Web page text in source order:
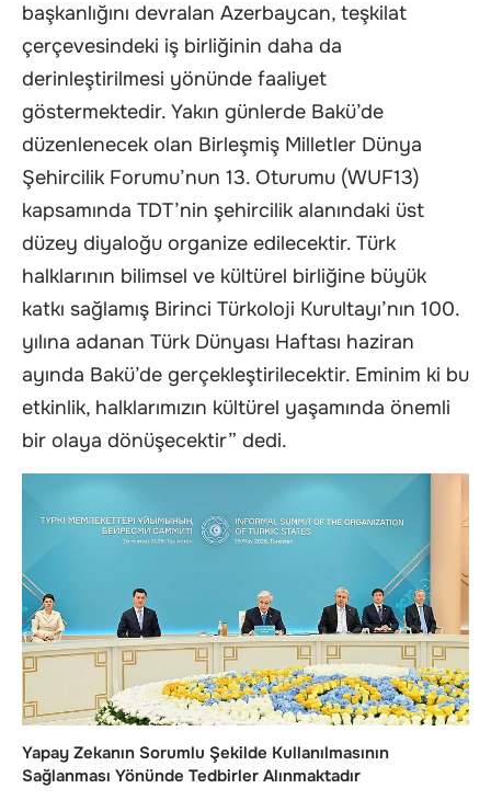
başkanlığını devralan Azerbaycan, teşkilat
çerçevesindeki iş birliğinin daha da
derinleştirilmesi yönünde faaliyet
göstermektedir. Yakın günlerde Bakü’de
düzenlenecek olan Birleşmiş Milletler Dünya
Şehircilik Forumu’nun 13. Oturumu (WUF13)
kapsamında TDT’nin şehircilik alanındaki üst
düzey diyaloğu organize edilecektir. Türk
halklarının bilimsel ve kültürel birliğine büyük
katkı sağlamış Birinci Türkoloji Kurultayı’nın 100.
yılına adanan Türk Dünyası Haftası haziran
ayında Bakü’de gerçekleştirilecektir. Eminim ki bu
etkinlik, halklarımızın kültürel yaşamında önemli
bir olaya dönüşecektir” dedi.
Yapay Zekanın Sorumlu Şekilde Kullanılmasının
Sağlanması Yönünde Tedbirler Alınmaktadır